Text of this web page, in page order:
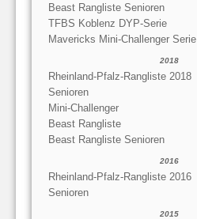
Beast Rangliste Senioren
TFBS Koblenz DYP-Serie
Mavericks Mini-Challenger Serie
2018
Rheinland-Pfalz-Rangliste 2018
Senioren
Mini-Challenger
Beast Rangliste
Beast Rangliste Senioren
2016
Rheinland-Pfalz-Rangliste 2016
Senioren
2015